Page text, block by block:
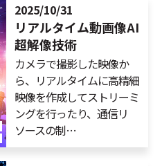
2025/10/31
リアルタイム動画像AI
超解像技術
カメラで撮影した映像か
ら、リアルタイムに高精細
映像を作成してストリーミ
ングを行ったり、通信リ
ソースの制…